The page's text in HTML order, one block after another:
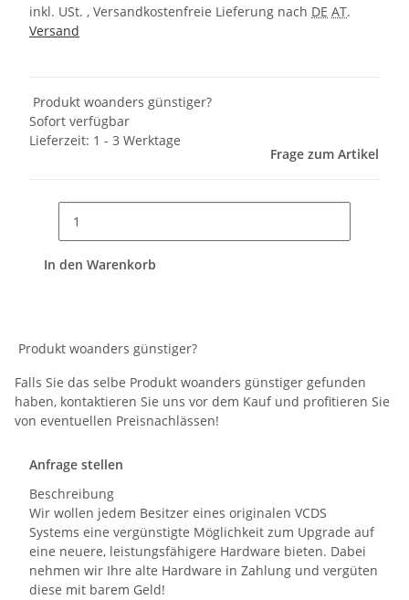
inkl. USt. , Versandkostenfreie Lieferung nach DE AT.
Versand
Produkt woanders günstiger?
Sofort verfügbar
Lieferzeit: 1 - 3 Werktage
Frage zum Artikel
In den Warenkorb
Produkt woanders günstiger?
Falls Sie das selbe Produkt woanders günstiger gefunden
haben, kontaktieren Sie uns vor dem Kauf und profitieren Sie
von eventuellen Preisnachlässen!
Anfrage stellen
Beschreibung
Wir wollen jedem Besitzer eines originalen VCDS
Systems eine vergünstigte Möglichkeit zum Upgrade auf
eine neuere, leistungsfähigere Hardware bieten. Dabei
nehmen wir Ihre alte Hardware in Zahlung und vergüten
diese mit barem Geld!